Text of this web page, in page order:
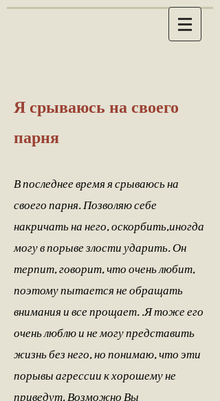
Я срываюсь на своего
парня
В последнее время я срываюсь на
своего парня. Позволяю себе
накричать на него, оскорбить,иногда
могу в порыве злости ударить. Он
терпит, говорит, что очень любит,
поэтому пытается не обращать
внимания и все прощает. .Я тоже его
очень люблю и не могу представить
жизнь без него, но понимаю, что эти
порывы агрессии к хорошему не
приведут. Возможно Вы